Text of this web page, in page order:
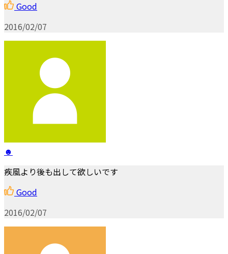
Good
2016/02/07
☻
疾風より後も出して欲しいです
Good
2016/02/07